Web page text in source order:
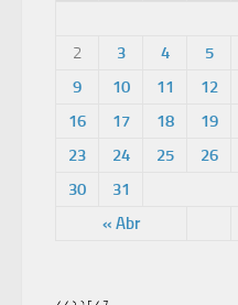
« Abr
2
3 4 5
9
10 11 12
16
17 18 19
23
24 25 26
30
31